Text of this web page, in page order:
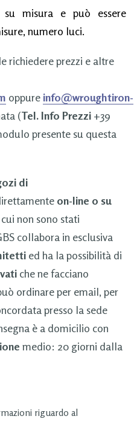
misura e può essere
numero luci.
richiedere prezzi e altre
oppure info@wroughtiron-
(Tel. Info Prezzi +39
presente su questa
di
on-line o su
non sono stati
collabora in esclusiva
ed ha la possibilità di
che ne facciano
ordinare per email, per
presso la sede
è a domicilio con
medio: 20 giorni dalla
riguardo al